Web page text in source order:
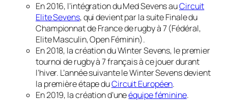
En 2016, l’intégration du Med Sevens auCircuit
Elite Sevens, qui devient par la suite Finale du
Championnat de France de rugby à 7 (Fédéral,
Elite Masculin, Open Féminin).
En 2018, la création du Winter Sevens, le premier
tournoi de rugby à 7 français à ce jouer durant
l’hiver. L’année suivante le Winter Sevens devient
la première étape duCircuit Européen.
En 2019, la création d’uneéquipe féminine.